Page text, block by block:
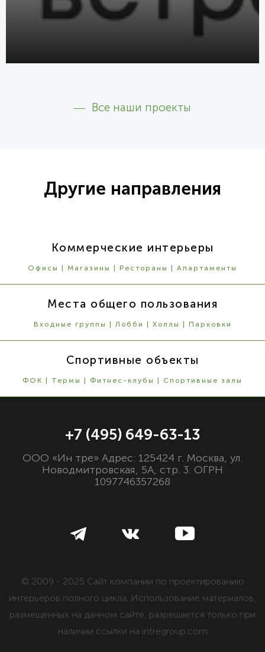
Все наши проекты
Другие направления
Коммерческие интерьеры
Офисы | Магазины | Рестораны | Апартаменты
Места общего пользования
Входные группы | Лобби | Холлы | Парковки
Спортивные объекты
ФОК | Термы | Фитнес-клубы | Спортивные залы
+7 (495) 649-63-13
ООО «Ин тре» Адрес: 125424 г. Москва, ул.
Новодмитровская, 5А, стр. 3. ОГРН
1097746357268
© 2009 - 2025 Сайт компании по проектированию
интерьеров полного цикла. Использование материалов,
размещенных на данном сайте, разрешается только при
наличии ссылки на intregroup.com